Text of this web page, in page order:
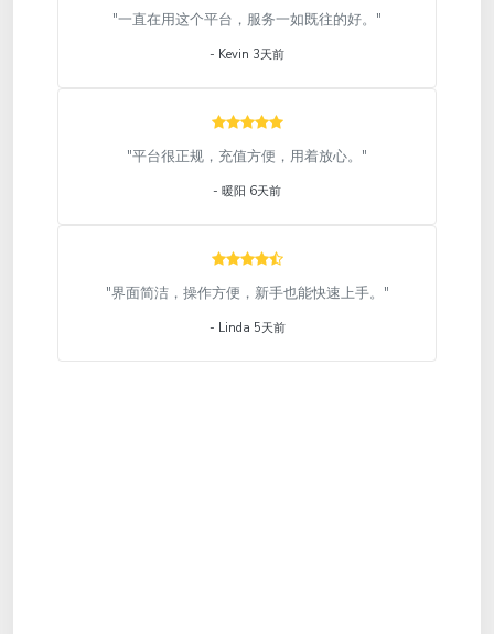
"一直在用这个平台，服务一如既往的好。"
- Kevin 3天前
"平台很正规，充值方便，用着放心。"
- 暖阳 6天前
"界面简洁，操作方便，新手也能快速上手。"
- Linda 5天前